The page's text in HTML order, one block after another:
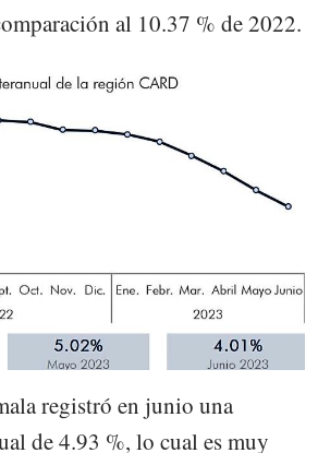
al 10.37 % de 2022.
registró en junio una
de 4.93 %, lo cual es muy